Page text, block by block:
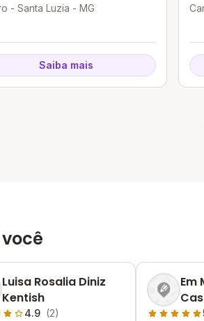
- Santa Luzia - MG
Saiba mais
Luisa Rosalia Diniz
Kentish
4.9 (2)
Em